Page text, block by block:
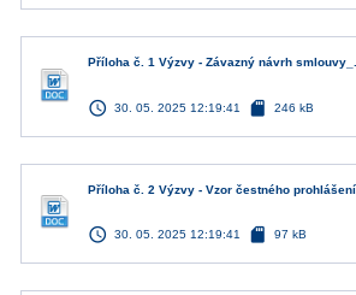
Příloha č. 1 Výzvy - Závazný návrh
access_time 30. 05. 2025 12:19:41 sd_card 246 kB
Příloha č. 2 Výzvy - Vzor čestného
access_time 30. 05. 2025 12:19:41 sd_card 97 kB